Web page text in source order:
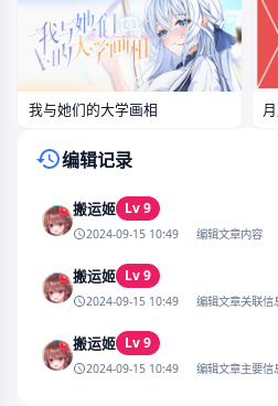
我与她们的大学画相
编辑记录
搬运姬 Lv 9
2024-09-15 10:49 编辑文章内容
搬运姬 Lv 9
2024-09-15 10:49 编辑文章关联信
搬运姬 Lv 9
2024-09-15 10:49 编辑文章主要信